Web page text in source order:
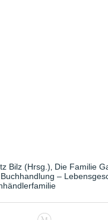
Bilz (Hrsg.)‚ Die Familie
Buchhandlung –